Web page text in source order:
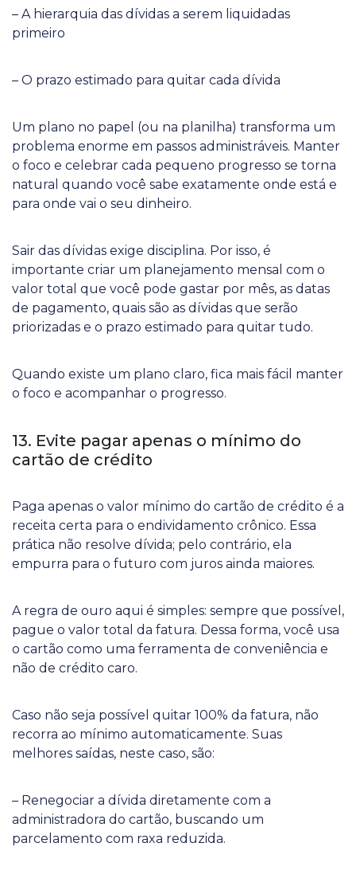
– A hierarquia das dívidas a serem liquidadas
primeiro
– O prazo estimado para quitar cada dívida
Um plano no papel (ou na planilha) transforma um
problema enorme em passos administráveis. Manter
o foco e celebrar cada pequeno progresso se torna
natural quando você sabe exatamente onde está e
para onde vai o seu dinheiro.
Sair das dívidas exige disciplina. Por isso, é
importante criar um planejamento mensal com o
valor total que você pode gastar por mês, as datas
de pagamento, quais são as dívidas que serão
priorizadas e o prazo estimado para quitar tudo.
Quando existe um plano claro, fica mais fácil manter
o foco e acompanhar o progresso.
13. Evite pagar apenas o mínimo do
cartão de crédito
Paga apenas o valor mínimo do cartão de crédito é a
receita certa para o endividamento crônico. Essa
prática não resolve dívida; pelo contrário, ela
empurra para o futuro com juros ainda maiores.
A regra de ouro aqui é simples: sempre que possível,
pague o valor total da fatura. Dessa forma, você usa
o cartão como uma ferramenta de conveniência e
não de crédito caro.
Caso não seja possível quitar 100% da fatura, não
recorra ao mínimo automaticamente. Suas
melhores saídas, neste caso, são:
– Renegociar a dívida diretamente com a
administradora do cartão, buscando um
parcelamento com raxa reduzida.